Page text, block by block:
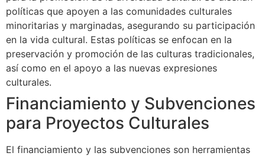
políticas que apoyen a las comunidades culturales
minoritarias y marginadas, asegurando su participación
en la vida cultural. Estas políticas se enfocan en la
preservación y promoción de las culturas tradicionales,
así como en el apoyo a las nuevas expresiones
culturales.
Financiamiento y Subvenciones
para Proyectos Culturales
El financiamiento y las subvenciones son herramientas